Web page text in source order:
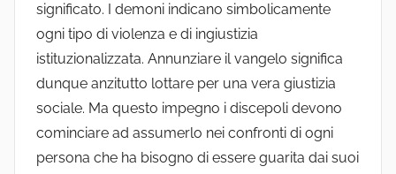
significato. I demoni indicano simbolicamente
ogni tipo di violenza e di ingiustizia
istituzionalizzata. Annunziare il vangelo significa
dunque anzitutto lottare per una vera giustizia
sociale. Ma questo impegno i discepoli devono
cominciare ad assumerlo nei confronti di ogni
persona che ha bisogno di essere guarita dai suoi